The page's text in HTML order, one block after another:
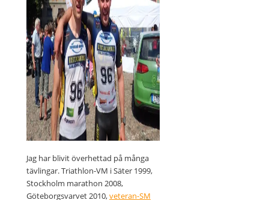
Jag har blivit överhettad på många
tävlingar. Triathlon-VM i Säter 1999,
Stockholm marathon 2008,
Göteborgsvarvet 2010,veteran-SM